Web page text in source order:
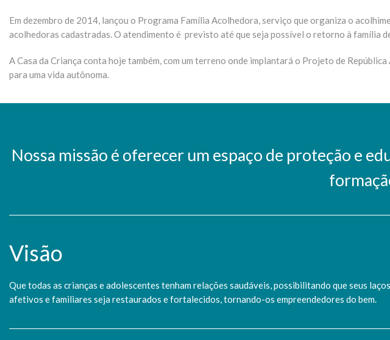
Em dezembro de 2014, lançou o Programa Família Acolhedora, serviço que organiza o
acolhedoras cadastradas. O atendimento é previsto até que seja possível o retorno à família
A Casa da Criança conta hoje também, com um terreno onde implantará o Projeto de
para uma vida autônoma.
Nossa missão é oferecer um espaço de proteção e
Visão
Que todas as crianças e adolescentes tenham relações saudáveis, possibilitando que seus laços
afetivos e familiares seja restaurados e fortalecidos, tornando-os empreendedores do bem.